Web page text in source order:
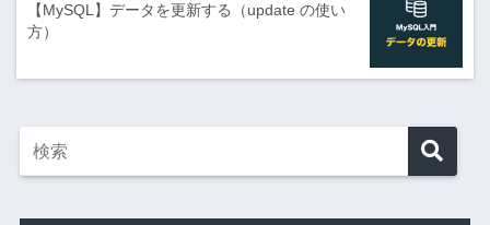
【MySQL】データを更新する（update の使い
方）